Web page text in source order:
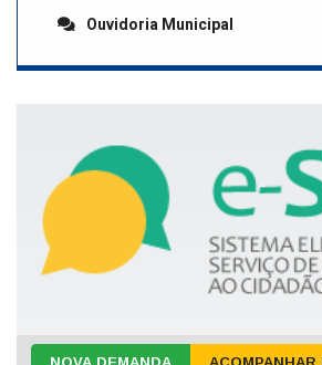
Ouvidoria Municipal